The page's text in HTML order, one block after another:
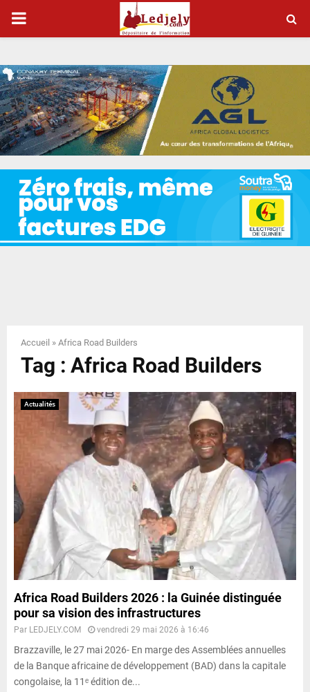
P
I
M
A
Y
N
U
Accueil » Africa Road Builders
Tag : Africa Road Builders
Actualités
Africa Road Builders 2026 : la Guinée distinguée
pour sa vision des infrastructures
Par LEDJELY.COM vendredi 29 mai 2026 à 16:46
Brazzaville, le 27 mai 2026- En marge des Assemblées annuelles
de la Banque africaine de développement (BAD) dans la capitale
congolaise, la 11ᵉ édition de...